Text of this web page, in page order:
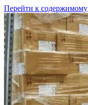
Перейти к содержимому